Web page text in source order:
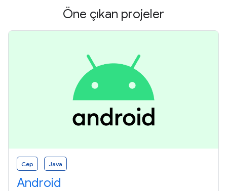
Öne çıkan projeler
Cep Java
Android